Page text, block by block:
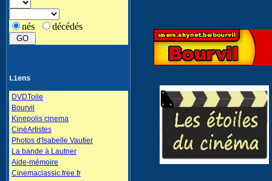
nés décédés
Liens
DVDToile
Bourvil
Kinepolis cinema
CinéArtistes
Photos d'Isabelle Vautier
La bande à Lautner
Aide-mémoire
Cinemaclassic.free.fr